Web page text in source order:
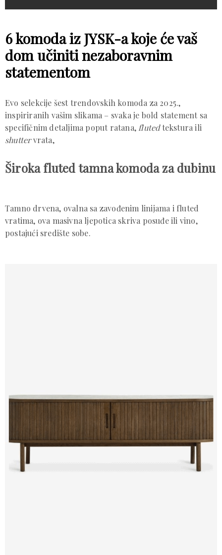
6 komoda iz JYSK-a koje će vaš
dom učiniti nezaboravnim
statementom
Evo selekcije šest trendovskih komoda za 2025.,
inspiriranih vašim slikama – svaka je bold statement sa
specifičnim detaljima poput ratana, fluted
shutter vrata,
Široka fluted tamna komoda za dubinu
Tamno drvena, ovalna sa zavođenim linijama i fluted
vratima, ova masivna ljepotica skriva posuđe ili vino,
postajući središte sobe.